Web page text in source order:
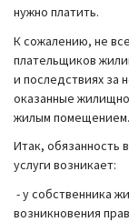
нужно платить.
К сожалению, не
плательщиков
и последствиях за
оказанные
жилым помещением.
Итак, обязанность
услуги возникает:
- у собственника
возникновения